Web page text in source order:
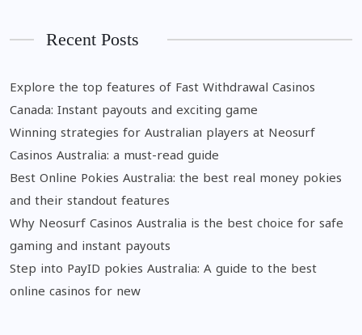
Recent Posts
Explore the top features of Fast Withdrawal Casinos
Canada: Instant payouts and exciting game
Winning strategies for Australian players at Neosurf
Casinos Australia: a must-read guide
Best Online Pokies Australia: the best real money pokies
and their standout features
Why Neosurf Casinos Australia is the best choice for safe
gaming and instant payouts
Step into PayID pokies Australia: A guide to the best
online casinos for new